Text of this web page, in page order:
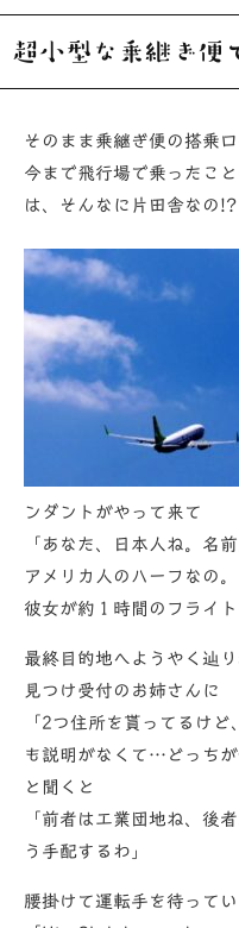
超小型な乗継ぎ便
そのまま乗継ぎ便の搭乗
今まで飛行場で乗ったこ
は、そんなに片田舎なの!?
ンダントがやって来て
「あなた、日本人ね。名
アメリカ人のハーフなの
彼女が約１時間のフライ
最終目的地へようやく辿
見つけ受付のお姉さんに
「2つ住所を貰ってるけ
も説明がなくて…どっちが
と聞くと
「前者は工業団地ね、後
う手配するわ」
腰掛けて運転手を待って